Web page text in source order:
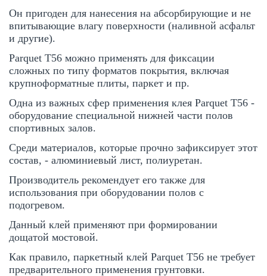
Он пригоден для нанесения на абсорбирующие и не
впитывающие влагу поверхности (наливной асфальт
и другие).
Parquet T56 можно применять для фиксации
сложных по типу форматов покрытия, включая
крупноформатные плиты, паркет и пр.
Одна из важных сфер применения клея Parquet T56 -
оборудование специальной нижней части полов
спортивных залов.
Среди материалов, которые прочно зафиксирует этот
состав, - алюминиевый лист, полиуретан.
Производитель рекомендует его также для
использования при оборудовании полов с
подогревом.
Данный клей применяют при формировании
дощатой мостовой.
Как правило, паркетный клей Parquet T56 не требует
предварительного применения грунтовки.